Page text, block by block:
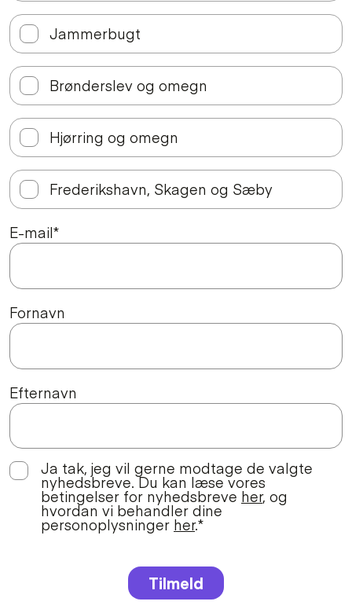
Jammerbugt
Brønderslev og omegn
Hjørring og omegn
Frederikshavn, Skagen og Sæby
E-mail*
Fornavn
Efternavn
Ja tak, jeg vil gerne modtage de valgte
nyhedsbreve. Du kan læse vores
betingelser for nyhedsbreve her, og
hvordan vi behandler dine
personoplysninger her.*
Tilmeld